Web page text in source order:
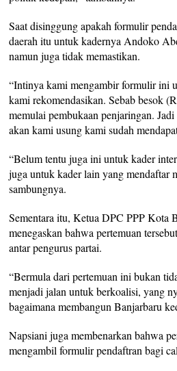
Saat disinggung apakah formulir
daerah itu untuk kadernya Andoko
namun juga tidak memastikan.
“Intinya kami mengambir formulir ini
kami rekomendasikan. Sebab besok
memulai pembukaan penjaringan.
akan kami usung kami sudah
“Belum tentu juga ini untuk kader
juga untuk kader lain yang mendaftar
sambungnya.
Sementara itu, Ketua DPC PPP Kota
menegaskan bahwa pertemuan
antar pengurus partai.
“Bermula dari pertemuan ini bukan
menjadi jalan untuk berkoalisi, yang
bagaimana membangun Banjarbaru
Napsiani juga membenarkan bahwa
mengambil formulir pendaftran bagi